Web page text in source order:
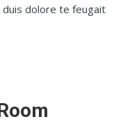
dolore te feugait